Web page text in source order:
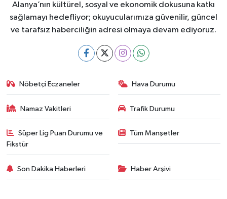
Alanya’nın kültürel, sosyal ve ekonomik dokusuna katkı
sağlamayı hedefliyor; okuyucularımıza güvenilir, güncel
ve tarafsız haberciliğin adresi olmaya devam ediyoruz.
Nöbetçi Eczaneler Hava Durumu
Namaz Vakitleri Trafik Durumu
Süper Lig Puan Durumu ve
Fikstür
Tüm Manşetler
Son Dakika Haberleri Haber Arşivi